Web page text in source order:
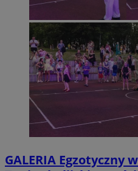
GALERIA Egzotyczny